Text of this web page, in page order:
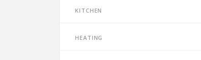
Kitchen
Heating